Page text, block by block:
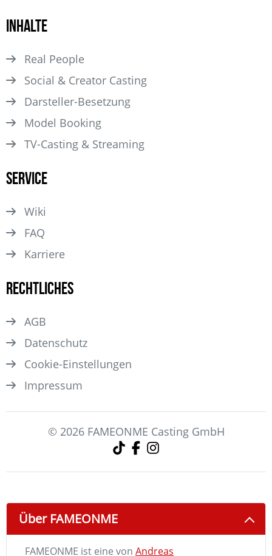
Inhalte
Real People
Social & Creator Casting
Darsteller­-Besetzung
Model Booking
TV-Casting & Streaming
Service
Wiki
FAQ
Karriere
Rechtliches
AGB
Datenschutz
Cookie-Einstellungen
Impressum
© 2026 FAMEONME Casting GmbH
Über FAMEONME
FAMEONME ist eine von Andreas